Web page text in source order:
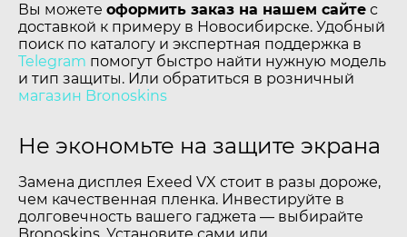
Вы можете оформить заказ на нашем сайте с
доставкой к примеру в Новосибирске. Удобный
поиск по каталогу и экспертная поддержка в
Telegram помогут быстро найти нужную модель
и тип защиты. Или обратиться в розничный
магазин Bronoskins
Не экономьте на защите экрана
Замена дисплея Exeed VX стоит в разы дороже,
чем качественная пленка. Инвестируйте в
долговечность вашего гаджета — выбирайте